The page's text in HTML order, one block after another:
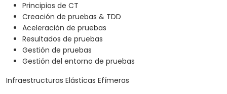
Principios de CT
Creación de pruebas & TDD
Aceleración de pruebas
Resultados de pruebas
Gestión de pruebas
Gestión del entorno de pruebas
Infraestructuras Elásticas Efímeras